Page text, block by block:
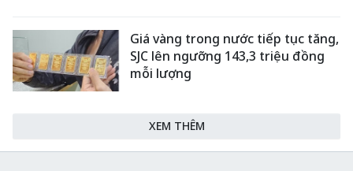
Giá vàng trong nước tiếp tục tăng,
SJC lên ngưỡng 143,3 triệu đồng
mỗi lượng
XEM THÊM